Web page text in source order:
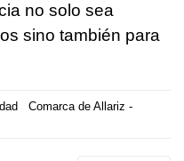
no solo sea
sino también para
Comarca de Allariz -